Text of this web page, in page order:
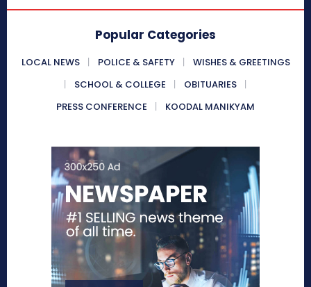
Popular Categories
LOCAL NEWS POLICE & SAFETY
WISHES & GREETINGS
SCHOOL & COLLEGE
OBITUARIES
PRESS CONFERENCE
KOODAL MANIKYAM